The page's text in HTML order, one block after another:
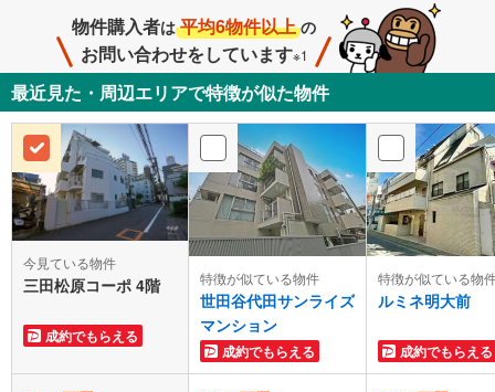
物件購入者は 平均6物件以上 の
お問い合わせをしています※1
最近見た・周辺エリアで特徴が似た物件
今見ている物件
三田松原コーポ 4階
成約でもらえる
特徴が似ている物件
世田谷代田サンライズ
マンション
成約でもらえる
特徴が似ている物
ルミネ明大前
成約でもらえる